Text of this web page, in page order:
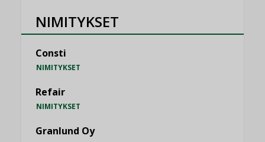
NIMITYKSET
Consti
NIMITYKSET
Refair
NIMITYKSET
Granlund Oy